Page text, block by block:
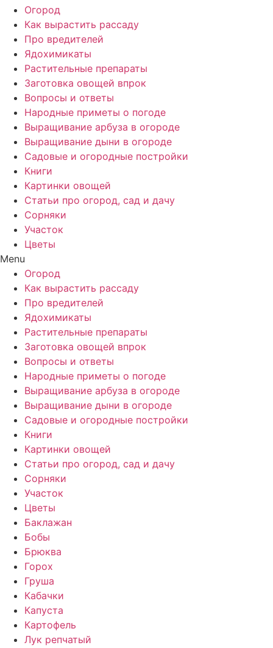
Огород
Как вырастить рассаду
Про вредителей
Ядохимикаты
Растительные препараты
Заготовка овощей впрок
Вопросы и ответы
Народные приметы о погоде
Выращивание арбуза в огороде
Выращивание дыни в огороде
Садовые и огородные постройки
Книги
Картинки овощей
Статьи про огород, сад и дачу
Сорняки
Участок
Цветы
Menu
Огород
Как вырастить рассаду
Про вредителей
Ядохимикаты
Растительные препараты
Заготовка овощей впрок
Вопросы и ответы
Народные приметы о погоде
Выращивание арбуза в огороде
Выращивание дыни в огороде
Садовые и огородные постройки
Книги
Картинки овощей
Статьи про огород, сад и дачу
Сорняки
Участок
Цветы
Баклажан
Бобы
Брюква
Горох
Груша
Кабачки
Капуста
Картофель
Лук репчатый